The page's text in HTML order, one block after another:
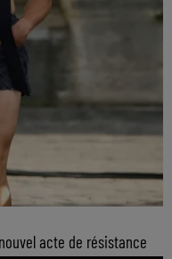
acte de résistance